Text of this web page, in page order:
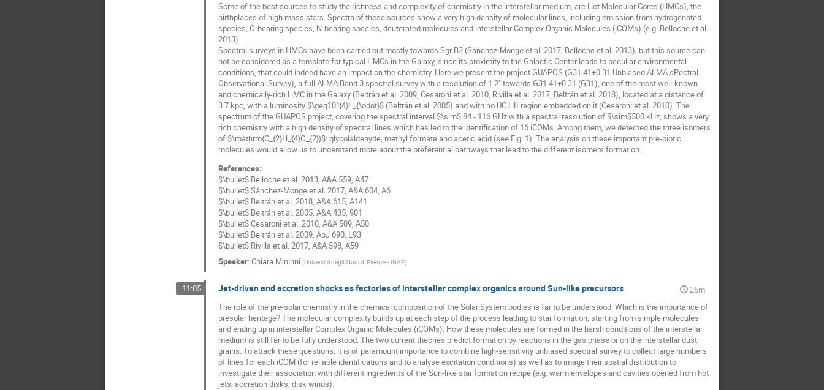
Some of the best sources to study the richness and complexity of chemistry in the interstellar medium, are Hot Molecular Cores (HMCs), the
birthplaces of high mass stars. Spectra of these sources show a very high density of molecular lines, including emission from hydrogenated
species, O-bearing species, N-bearing species, deuterated molecules and interstellar Complex Organic Molecules (iCOMs) (e.g. Belloche et al.
2013).
Spectral surveys in HMCs have been carried out mostly towards Sgr B2 (Sánchez-Monge et al. 2017; Belloche et al. 2013), but this source can
not be considered as a template for typical HMCs in the Galaxy, since its proximity to the Galactic Center leads to peculiar environmental
conditions, that could indeed have an impact on the chemistry. Here we present the project GUAPOS (G31.41+0.31 Unbiased ALMA sPectral
Observational Survey), a full ALMA Band 3 spectral survey with a resolution of 1.2" towards G31.41+0.31 (G31), one of the most well-known
and chemically-rich HMC in the Galaxy (Beltrán et al. 2009, Cesaroni et al. 2010, Rivilla et al. 2017, Beltrán et al. 2018), located at a distance of
3.7 kpc, with a luminosity $\geq10^{4}L_{\odot}$ (Beltrán et al. 2005) and with no UC HII region embedded on it (Cesaroni et al. 2010). The
spectrum of the GUAPOS project, covering the spectral interval $\sim$ 84 - 116 GHz with a spectral resolution of $\sim$500 kHz, shows a very
rich chemistry with a high density of spectral lines which has led to the identification of 16 iCOMs. Among them, we detected the three isomers
of $\mathrm{C_{2}H_{4}O_{2}}$: glycolaldehyde, methyl formate and acetic acid (see Fig. 1). The analysis on these important pre-biotic
molecules would allow us to understand more about the preferential pathways that lead to the different isomers formation.
References:
$\bullet$ Belloche et al. 2013, A&A 559, A47
$\bullet$ Sánchez-Monge et al. 2017, A&A 604, A6
$\bullet$ Beltrán et al. 2018, A&A 615, A141
$\bullet$ Beltrán et al. 2005, A&A 435, 901
$\bullet$ Cesaroni et al. 2010, A&A 509, A50
$\bullet$ Beltrán et al. 2009, ApJ 690, L93
$\bullet$ Rivilla et al. 2017, A&A 598, A59
Speaker: Chiara Mininni (Università degli Studi di Firenze - INAF)
11:05 Jet-driven and accretion shocks as factories of interstellar complex organics around Sun-like precursors
25m
The role of the pre-solar chemistry in the chemical composition of the Solar System bodies is far to be understood. Which is the importance of
presolar heritage? The molecular complexity builds up at each step of the process leading to star formation, starting from simple molecules
and ending up in interstellar Complex Organic Molecules (iCOMs). How these molecules are formed in the harsh conditions of the interstellar
medium is still far to be fully understood. The two current theories predict formation by reactions in the gas phase or on the interstellar dust
grains. To attack these questions, it is of paramount importance to combine high-sensitivity unbiased spectral survey to collect large numbers
of lines for each iCOM (for reliable identifications and to analyse excitation conditions) as well as to image their spatial distribution to
investigate their association with different ingredients of the Sun-like star formation recipe (e.g. warm envelopes and cavities opened from hot
jets, accretion disks, disk winds).